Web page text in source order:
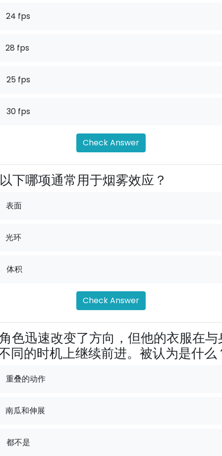
24 fps
28 fps
25 fps
30 fps
Check Answer
以下哪项通常用于烟雾效应？
表面
光环
体积
Check Answer
色迅速改变了方向，但他的衣服在与
同的时机上继续前进。被认为是什么
重叠的动作
南瓜和伸展
都不是